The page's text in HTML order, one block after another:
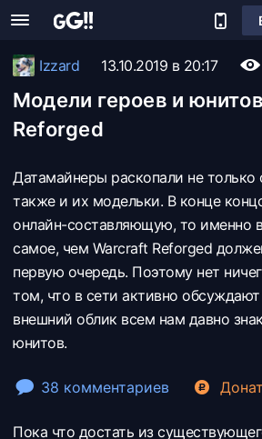
Izzard 13.10.2019 в 20:17
Модели героев и
Reforged
Датамайнеры раскопали не только
также и их модельки. В конце
онлайн-составляющую, то именно
самое, чем Warcraft Reforged
первую очередь. Поэтому нет
том, что в сети активно
внешний облик всем нам давно
юнитов.
38 комментариев Донат
Пока что достать из